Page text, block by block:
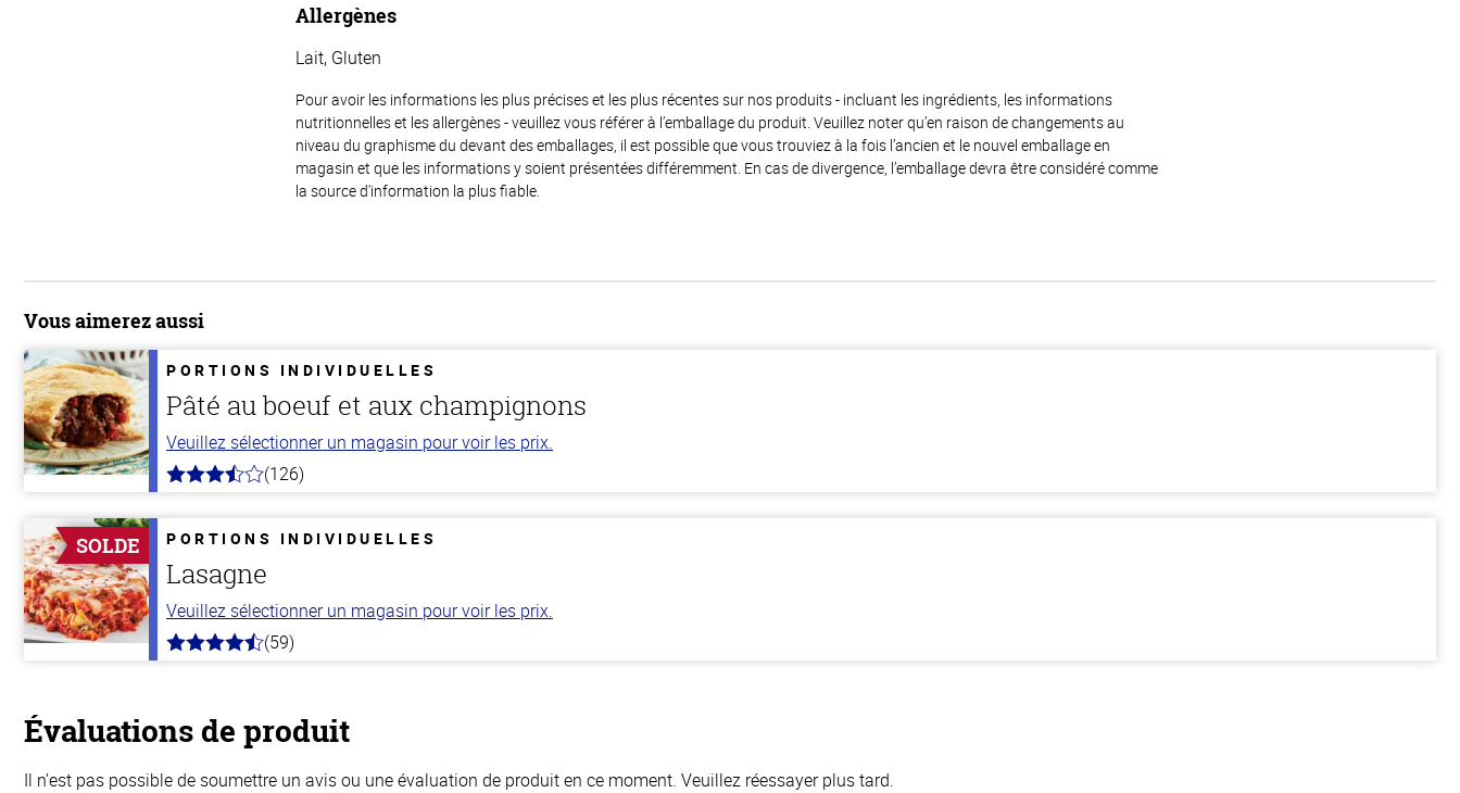
Allergènes
Lait, Gluten
Pour avoir les informations les plus précises et les plus récentes sur nos produits - incluant les ingrédients, les informations
nutritionnelles et les allergènes - veuillez vous référer à l’emballage du produit. Veuillez noter qu’en raison de changements au
niveau du graphisme du devant des emballages, il est possible que vous trouviez à la fois l’ancien et le nouvel emballage en
magasin et que les informations y soient présentées différemment. En cas de divergence, l’emballage devra être considéré comme
la source d'information la plus fiable.
Vous aimerez aussi
PORTIONS INDIVIDUELLES
Pâté au boeuf et aux champignons
Veuillez sélectionner un magasin pour voir les prix.
3.1
5
stars
(126)
SOLDE PORTIONS INDIVIDUELLES
Lasagne
Veuillez sélectionner un magasin pour voir les prix.
4.3
(59)
Évaluations de produit
Il n’est pas possible de soumettre un avis ou une évaluation de produit en ce moment. Veuillez réessayer plus tard.